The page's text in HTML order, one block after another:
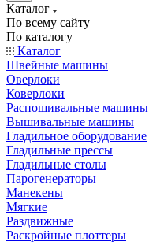
Каталог
По всему сайту
По каталогу
Каталог
Швейные машины
Оверлоки
Коверлоки
Распошивальные машины
Вышивальные машины
Гладильное оборудование
Гладильные прессы
Гладильные столы
Парогенераторы
Манекены
Мягкие
Раздвижные
Раскройные плоттеры